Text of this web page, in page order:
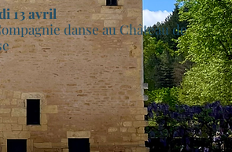
13 avril
danse au Château de